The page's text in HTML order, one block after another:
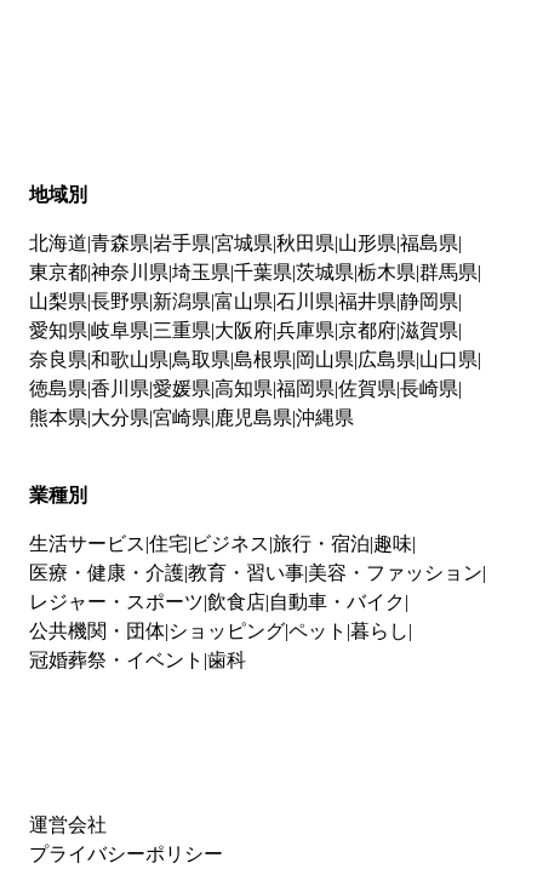
地域別
北海道 青森県 岩手県 宮城県 秋田県 山形県 福島県
東京都神奈川県 埼玉県 千葉県 茨城県 栃木県 群馬県
山梨県 長野県 新潟県 富山県 石川県 福井県 静岡県
愛知県 岐阜県 三重県 大阪府兵庫県 京都府滋賀県
奈良県 和歌山県 鳥取県 島根県 岡山県 広島県 山口県
徳島県 香川県 愛媛県 高知県 福岡県 佐賀県 長崎県
熊本県 大分県 宮崎県 鹿児島県 沖縄県
業種別
生活サービス 住宅 ビジネス 旅行・宿泊 趣味
医療・健康・介護教育・習い事 美容・ファッション
レジャー・スポーツ 飲食店 自動車・バイク
公共機関・団体 ショッピングペット 暮らし
冠婚葬祭・イベント 歯科
運営会社
プライバシーポリシー